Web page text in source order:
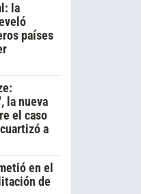
la
países
la nueva
el caso
a
en el
de